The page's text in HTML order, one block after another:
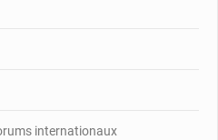
internationaux